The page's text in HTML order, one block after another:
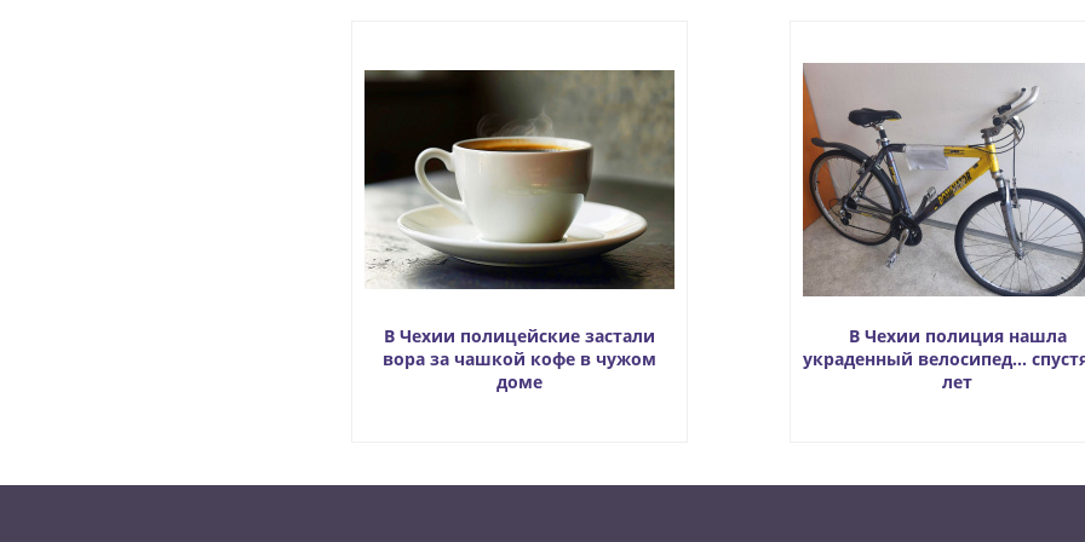
В Чехии полицейские застали
вора за чашкой кофе в чужом
доме
В Чехии полиция нашла
украденный велосипед…
лет